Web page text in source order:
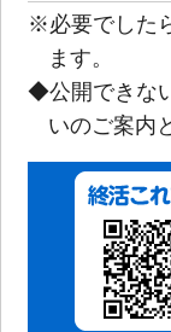
※必要でした
ます。
◆公開できな
いのご案内